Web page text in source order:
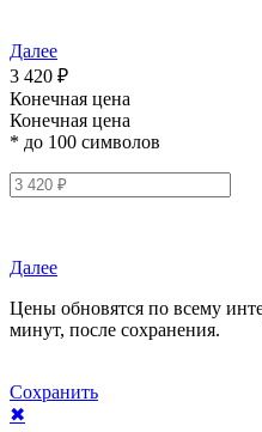
Далее
3 420 ₽
Конечная цена
Конечная цена
* до 100 символов
Далее
Цены обновятся по всему
минут, после сохранения.
Сохранить
✖